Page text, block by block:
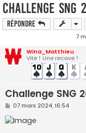
Challenge SNG
Répondre
7
Wina_Matthieu
Vite ! Une recave !
Challenge SNG
M
s
s
07 mars 2024, 16:54